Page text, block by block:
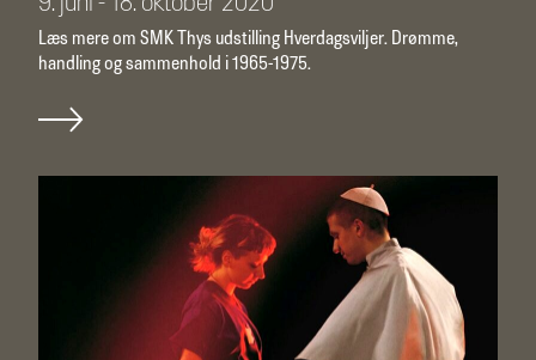
Læs mere om SMK Thys udstilling Hverdagsviljer. Drømme,
handling og sammenhold i 1965-1975.